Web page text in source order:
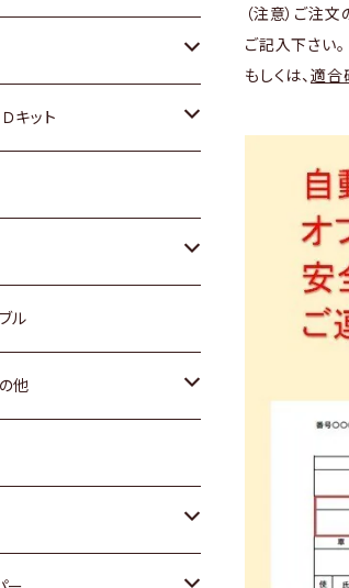
（注意）ご注
ご記入下さい。
もしくは、 適合
キット
ル
他
加剤